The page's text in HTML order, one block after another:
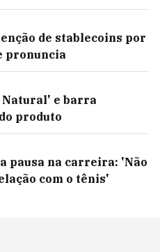
de stablecoins por
pronuncia
e barra
produto
pausa na carreira: 'Não
com o tênis'